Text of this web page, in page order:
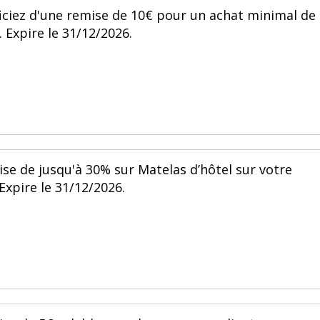
d'une remise de 10€ pour un achat minimal de
le 31/12/2026.
de jusqu'à 30% sur Matelas d’hôtel sur votre
le 31/12/2026.